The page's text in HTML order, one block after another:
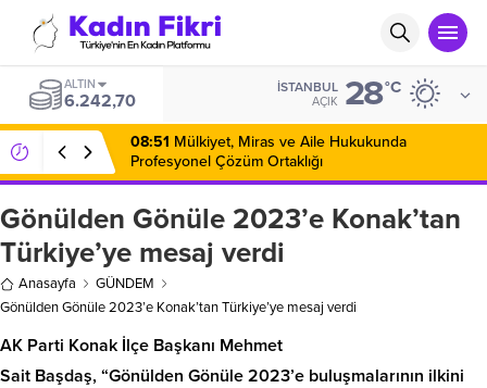
ALTIN
6.242,70
İSTANBUL
AÇIK 28°C
08:51 Mülkiyet, Miras ve Aile Hukukunda
Profesyonel Çözüm Ortaklığı
Gönülden Gönüle 2023’e Konak’tan
Türkiye’ye mesaj verdi
Anasayfa
GÜNDEM
Gönülden Gönüle 2023’e Konak’tan Türkiye’ye mesaj verdi
AK Parti Konak İlçe Başkanı Mehmet
Sait Başdaş, “Gönülden Gönüle 2023’e buluşmalarının ilkini